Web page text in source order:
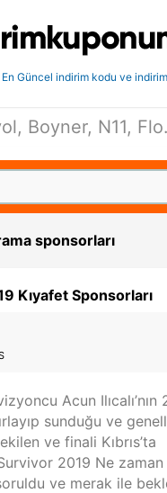
Güncel indirim kodu ve
sponsorları
Kıyafet Sponsorları
Acun Ilıcalı’nın
sunduğu ve
ve finali Kıbrıs’ta
2019 Ne zaman
ve merak ile